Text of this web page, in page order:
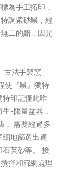
為手工拓印，
調紫砂黑，經
二的黯，因光
古法手製窯
使『黑』獨特
特印記僅此唯
-限量盆器，
， 需要經過多
細地篩選出適
石英砂等。 接
拌和篩網處理